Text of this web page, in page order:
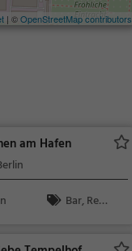
| ©OpenStreetMap contributors
am Hafen
Bar, Rest